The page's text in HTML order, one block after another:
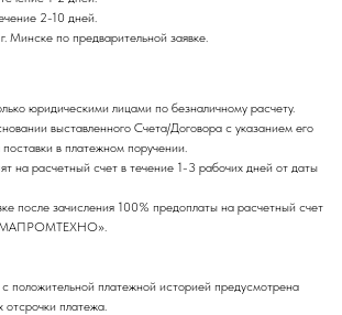
2-10 дней.
Минске по предварительной заявке.
юридическими лицами по безналичному расчету.
выставленного Счета/Договора с указанием его
в платежном поручении.
на расчетный счет в течение 1-3 рабочих дней от даты
после зачисления 100% предоплаты на расчетный счет
положительной платежной историей предусмотрена
отсрочки платежа.